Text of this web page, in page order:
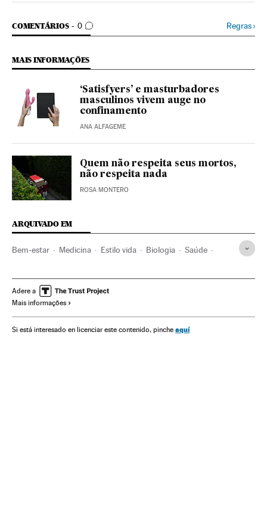
COMENTÁRIOS 0
COMENTÁRIOS Regras›
MAIS INFORMAÇÕES
‘Satisfyers’ e masturbadores
masculinos vivem auge no
confinamento
ANA ALFAGEME
Quem não respeita seus mortos,
não respeita nada
ROSA MONTERO
ARQUIVADO EM
Bem-estar Medicina Estilo vida Biologia Saúde
Pandemia Coronavirus
Doenças infecciosas
Adere a
Mais informações
Si está interesado en licenciar este contenido, pinche aquí